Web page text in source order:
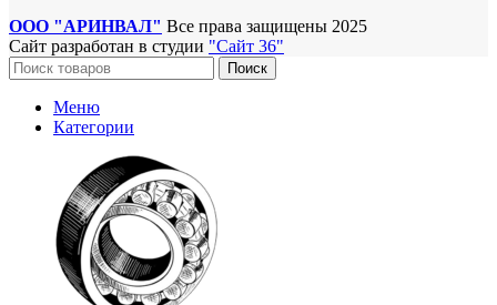
ООО "АРИНВАЛ" Все права защищены 2025
Сайт разработан в студии "Сайт 36"
Поиск
Меню
Категории